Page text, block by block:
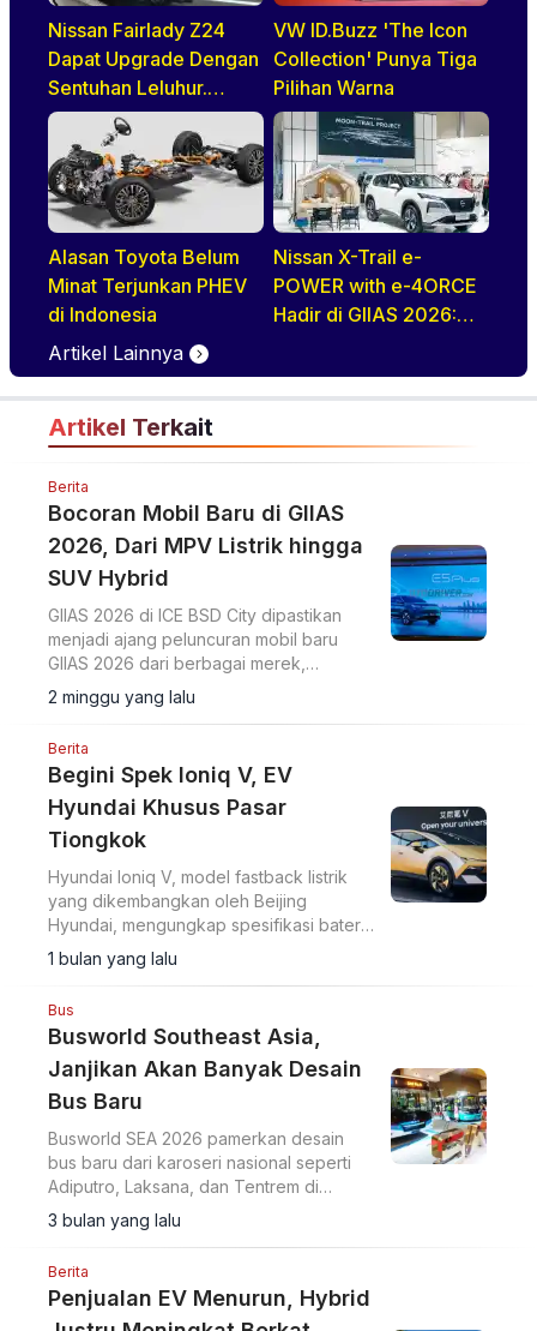
Nissan Fairlady Z24
Dapat Upgrade Dengan
Sentuhan Leluhur.
Indonesia Jadi Negara
Pertama di ASEAN
Yang Disapa
VW ID.Buzz 'The Icon
Collection' Punya Tiga
Pilihan Warna
Alasan Toyota Belum
Minat Terjunkan PHEV
di Indonesia
Nissan X-Trail e-
POWER with e-4ORCE
Hadir di GIIAS 2026:
Kenyamanan, dan
Teknologi Elektrifikasi
Artikel Lainnya
Artikel Terkait
Berita
Bocoran Mobil Baru di GIIAS
2026, Dari MPV Listrik hingga
SUV Hybrid
GIIAS 2026 di ICE BSD City dipastikan
menjadi ajang peluncuran mobil baru
GIIAS 2026 dari berbagai merek,
mencakup MPV listrik hingga SUV hybrid.
2 minggu yang lalu
Berita
Begini Spek Ioniq V, EV
Hyundai Khusus Pasar
Tiongkok
Hyundai Ioniq V, model fastback listrik
yang dikembangkan oleh Beijing
Hyundai, mengungkap spesifikasi baterai
LFP berkapasitas 66,8 kWh yang mampu
menghadirkan jarak tempuh hingga 620
1 bulan yang lalu
Bus
Busworld Southeast Asia,
Janjikan Akan Banyak Desain
Bus Baru
Busworld SEA 2026 pamerkan desain
bus baru dari karoseri nasional seperti
Adiputro, Laksana, dan Tentrem di
JIEXpo Kemayoran, 20-22 Mei. Edisi
terbesar dengan 1.500+ partisipan.
3 bulan yang lalu
Berita
Penjualan EV Menurun, Hybrid